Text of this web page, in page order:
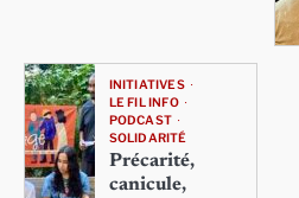
INITIATIVES
LE FIL INFO
PODCAST
SOLIDARITÉ
Précarité,
canicule,